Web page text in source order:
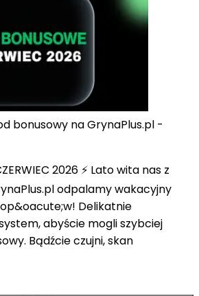
bonusowy na GrynaPlus.pl -
2026 ⚡ Lato wita nas z
odpalamy wakacyjny
Delikatnie
abyście mogli szybciej
Bądźcie czujni, skan